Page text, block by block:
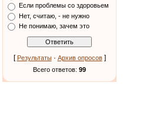
Если проблемы со здоровьем
Нет, считаю, - не нужно
Не понимаю, зачем это
[ Результаты· Архив опросов]
Всего ответов: 99